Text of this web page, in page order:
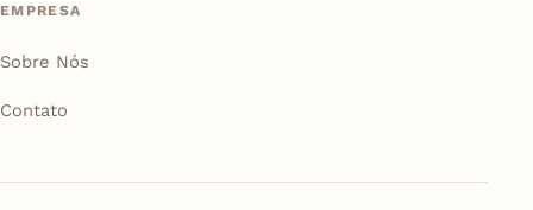
EMPRESA
Sobre Nós
Contato